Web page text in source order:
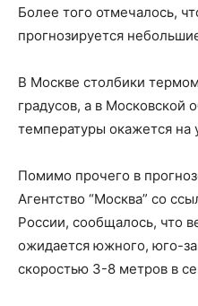
Более того отмечалось,
прогнозируется
В Москве столбики
градусов, а в Московской
температуры окажется на
Помимо прочего в
Агентство “Москва” со
России, сообщалось, что
ожидается южного, юго-
скоростью 3-8 метров в